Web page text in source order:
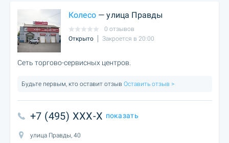
Колесо— улица Правды
0 отзывов
Открыто
Закроется в 20:00
Сеть торгово-сервисных центров.
Будьте первым, кто оставит отзыв Оставить отзыв >
+7 (495) XXX-X показать
улица Правды, 40